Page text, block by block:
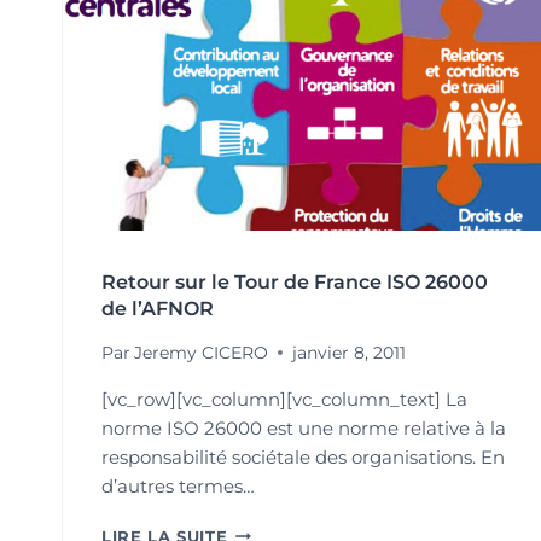
Retour sur le Tour de France ISO 26000
de l’AFNOR
Par Jeremy CICERO janvier 8, 2011
[vc_row][vc_column][vc_column_text] La
norme ISO 26000 est une norme relative à la
responsabilité sociétale des organisations. En
d’autres termes…
LIRE LA SUITE RETOUR